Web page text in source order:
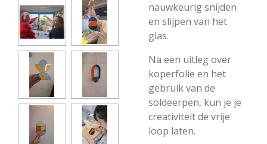
nauwkeurig snijden
en slijpen van het
glas.
Na een uitleg over
koperfolie en het
gebruik van de
soldeerpen, kun je je
creativiteit de vrije
loop laten.